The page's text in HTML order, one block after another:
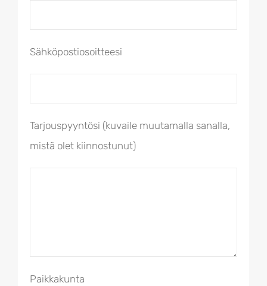
Sähköpostiosoitteesi
Tarjouspyyntösi (kuvaile muutamalla sanalla,
mistä olet kiinnostunut)
Paikkakunta